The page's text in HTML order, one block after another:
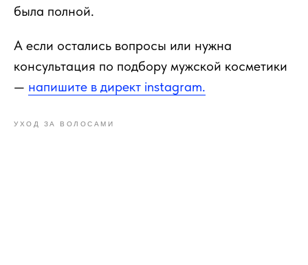
была полной.
А если остались вопросы или нужна
консультация по подбору мужской косметики
— напишите в директ instagram.
УХОД ЗА ВОЛОСАМИ